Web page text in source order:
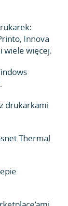
Innova
wiele więcej.
drukarkami
Thermal